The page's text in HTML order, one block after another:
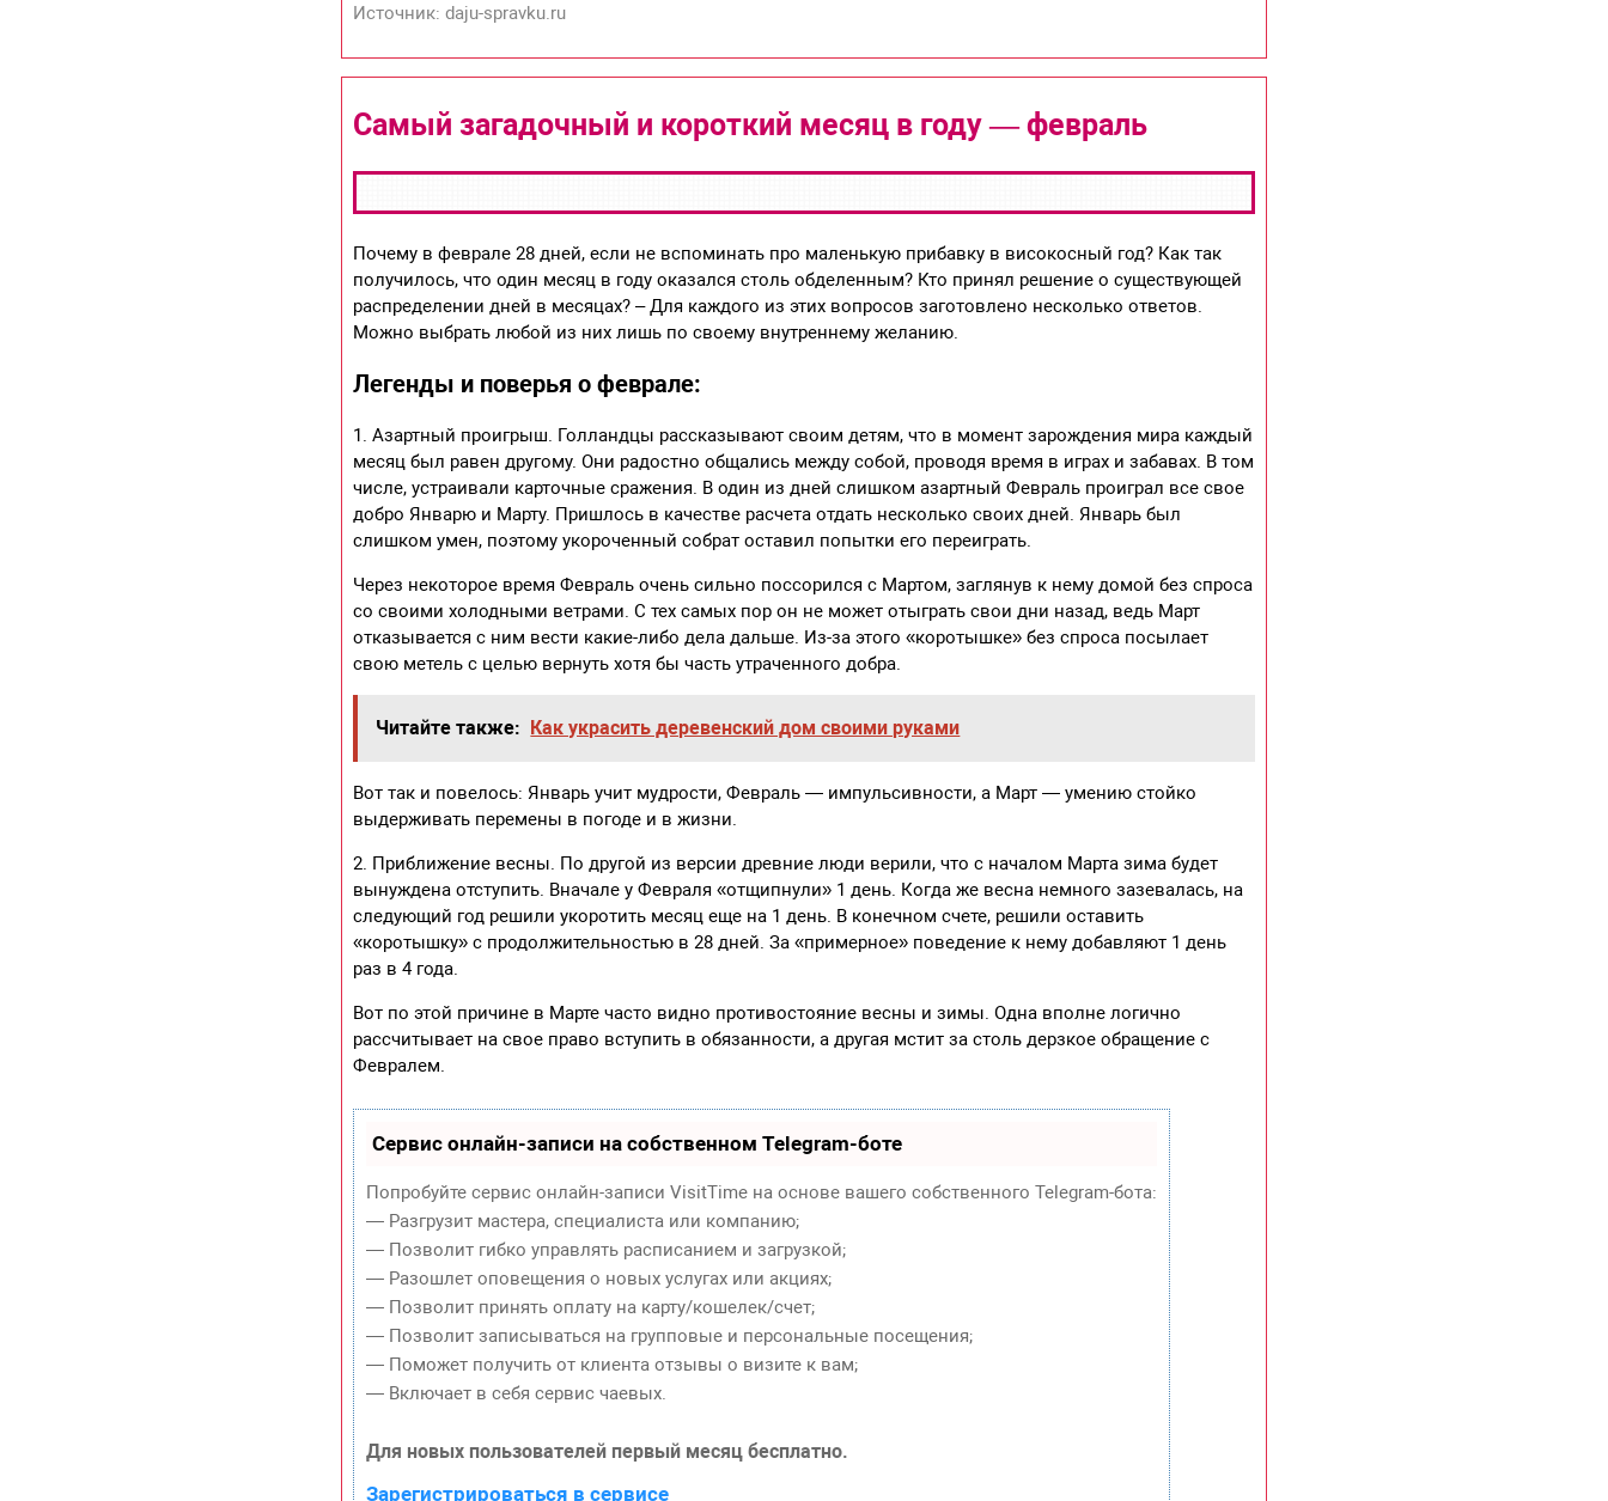
Источник: daju-spravku.ru
Самый загадочный и короткий месяц в году — февраль
Почему в феврале 28 дней, если не вспоминать про маленькую прибавку в високосный год? Как так
получилось, что один месяц в году оказался столь обделенным? Кто принял решение о существующей
распределении дней в месяцах? – Для каждого из этих вопросов заготовлено несколько ответов.
Можно выбрать любой из них лишь по своему внутреннему желанию.
Легенды и поверья о феврале:
1. Азартный проигрыш. Голландцы рассказывают своим детям, что в момент зарождения мира каждый
месяц был равен другому. Они радостно общались между собой, проводя время в играх и забавах. В том
числе, устраивали карточные сражения. В один из дней слишком азартный Февраль проиграл все свое
добро Январю и Марту. Пришлось в качестве расчета отдать несколько своих дней. Январь был
слишком умен, поэтому укороченный собрат оставил попытки его переиграть.
Через некоторое время Февраль очень сильно поссорился с Мартом, заглянув к нему домой без спроса
со своими холодными ветрами. С тех самых пор он не может отыграть свои дни назад, ведь Март
отказывается с ним вести какие-либо дела дальше. Из-за этого «коротышке» без спроса посылает
свою метель с целью вернуть хотя бы часть утраченного добра.
Читайте также: Как украсить деревенский дом своими руками
Вот так и повелось: Январь учит мудрости, Февраль — импульсивности, а Март — умению стойко
выдерживать перемены в погоде и в жизни.
2. Приближение весны. По другой из версии древние люди верили, что с началом Марта зима будет
вынуждена отступить. Вначале у Февраля «отщипнули» 1 день. Когда же весна немного зазевалась, на
следующий год решили укоротить месяц еще на 1 день. В конечном счете, решили оставить
«коротышку» с продолжительностью в 28 дней. За «примерное» поведение к нему добавляют 1 день
раз в 4 года.
Вот по этой причине в Марте часто видно противостояние весны и зимы. Одна вполне логично
рассчитывает на свое право вступить в обязанности, а другая мстит за столь дерзкое обращение с
Февралем.
Сервис онлайн-записи на собственном Telegram-боте
Попробуйте сервис онлайн-записи VisitTime на основе вашего собственного Telegram-бота:
— Разгрузит мастера, специалиста или компанию;
— Позволит гибко управлять расписанием и загрузкой;
— Разошлет оповещения о новых услугах или акциях;
— Позволит принять оплату на карту/кошелек/счет;
— Позволит записываться на групповые и персональные посещения;
— Поможет получить от клиента отзывы о визите к вам;
— Включает в себя сервис чаевых.
Для новых пользователей первый месяц бесплатно.
Зарегистрироваться в сервисе